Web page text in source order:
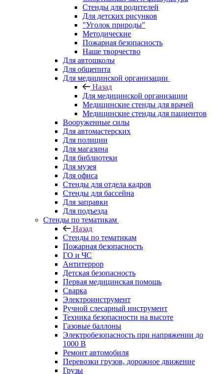
Стенды для родителей
Для детских рисунков
"Уголок природы"
Методические
Пожарная безопасность
Наше творчество
Для автошколы
Для общепита
Для медицинской организации
Назад
Для медицинской организации
Медицинские стенды для врачей
Медицинские стенды для пациентов
Вооруженные силы
Для автомастерских
Для полиции
Для магазина
Для библиотеки
Для музея
Для офиса
Стенды для отдела кадров
Стенды для бассейна
Для заправки
Для подъезда
Стенды по тематикам
Назад
Стенды по тематикам
Пожарная безопасность
ГО и ЧС
Антитеррор
Детская безопасность
Первая медицинская помощь
Сварка
Электроинструмент
Ручной слесарный инструмент
Техника безопасности на высоте
Газовые баллоны
Электробезопасность при напряжении до
1000 В
Ремонт автомобиля
Перевозки грузов, дорожное движение
Грузы